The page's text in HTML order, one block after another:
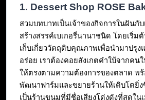
1. Dessert Shop ROSE
สวมบทบาทเป็นเจ้าของกิจการในฝันกับ
สร้างสรรค์เบเกอรี่นานาชนิด โดยเริ่ม
เก็บเกี่ยววัตถุดิบคุณภาพเพื่อนำมาปรุง
อร่อย เราต้องคอยสังเกตคำใบ้จากคน
ให้ตรงตามความต้องการของตลาด พ
พัฒนาฟาร์มและขยายร้านให้เติบโตยิ่ง
เป็นร้านขนมที่มีชื่อเสียงโด่งดังที่สุดใน